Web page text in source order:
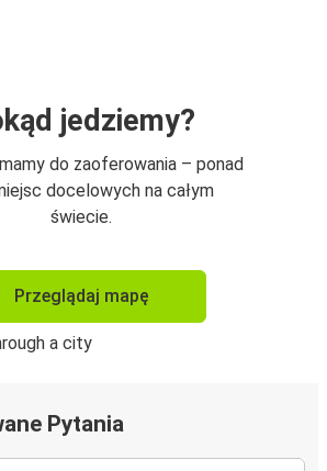
jedziemy?
do zaoferowania – ponad
docelowych na całym
świecie.
Przeglądaj mapę
Pytania